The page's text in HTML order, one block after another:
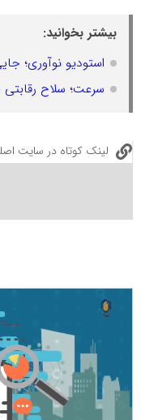
بیشتر بخوانید:
استودیو نوآوری؛
سرعت؛ سلاح رقابتی
لینک کوتاه در سایت